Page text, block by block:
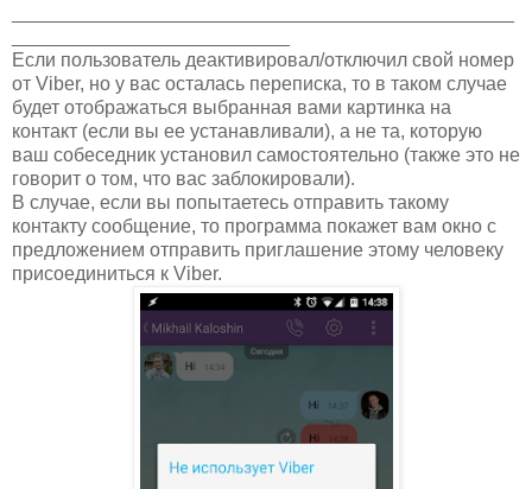
Если пользователь деактивировал/отключил свой номер
от Viber, но у вас осталась переписка, то в таком случае
будет отображаться выбранная вами картинка на
контакт (если вы ее устанавливали), а не та, которую
ваш собеседник установил самостоятельно (также это не
говорит о том, что вас заблокировали).
В случае, если вы попытаетесь отправить такому
контакту сообщение, то программа покажет вам окно с
предложением отправить приглашение этому человеку
присоединиться к Viber.